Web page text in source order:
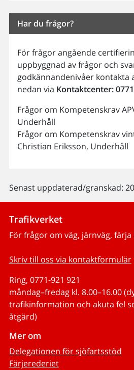
Har du frågor?
För frågor angående
uppbyggnad av frågor och
godkännandenivåer kontakta
nedan via Kontaktcenter:
Frågor om Kompetenskrav
Underhåll
Frågor om Kompetenskrav
Christian Eriksson, Underhåll
Senast uppdaterad/granskad:
Trafikverket
För frågor om väg, järnväg,
Skriv till oss via kontaktformulär
Ring, 0771-921 921
måndag–fredag kl. 8.00–16.00
trafikinformation och akuta fel
åtgärd)
Mer om
Delegationen för sjöfartsstöd
Färjerederiet